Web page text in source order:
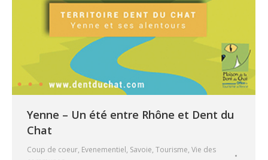
Yenne – Un été entre Rhône et Dent du
Chat
Coup de coeur, Evenementiel, Savoie, Tourisme, Vie des